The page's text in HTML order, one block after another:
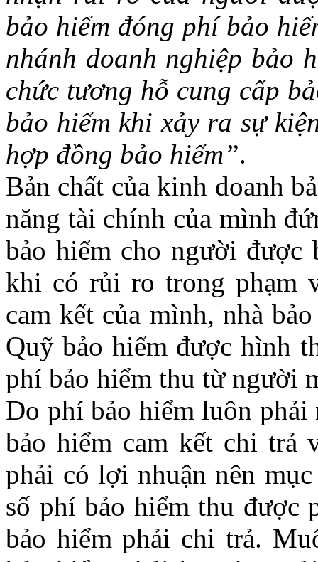
bảo hiểm đóng phí bảo
nhánh doanh nghiệp bảo
chức tương hỗ cung cấp
bảo hiểm khi xảy ra sự
hợp đồng bảo hiểm”.
Bản chất của kinh doanh
năng tài chính của mình
bảo hiểm cho người được
khi có rủi ro trong phạm
cam kết của mình, nhà
Quỹ bảo hiểm được hình
phí bảo hiểm thu từ người
Do phí bảo hiểm luôn phải
bảo hiểm cam kết chi trả
phải có lợi nhuận nên
số phí bảo hiểm thu được
bảo hiểm phải chi trả.